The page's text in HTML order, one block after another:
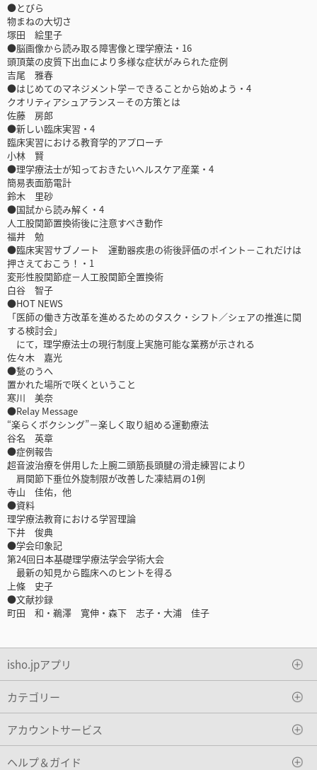
●とびら
物まねの大切さ
塚田 絵里子
●脳画像から読み取る障害像と理学療法・16
頭頂葉の皮質下出血により多様な症状がみられた症例
吉尾 雅春
●はじめてのマネジメント学－できることから始めよう・4
クオリティアシュアランス－その方策とは
佐藤 房郎
●新しい臨床実習・4
臨床実習における教育学的アプローチ
小林 賢
●理学療法士が知っておきたいヘルスケア産業・4
簡易表面筋電計
鈴木 里砂
●国試から読み解く・4
人工股関節置換術後に注意すべき動作
福井 勉
●臨床実習サブノート 運動器疾患の術後評価のポイント－これだけは
押さえておこう！・1
変形性股関節症－人工股関節全置換術
白谷 智子
●HOT NEWS
「医師の働き方改革を進めるためのタスク・シフト／シェアの推進に関
する検討会」
にて，理学療法士の現行制度上実施可能な業務が示される
佐々木 嘉光
●甃のうへ
置かれた場所で咲くということ
寒川 美奈
●Relay Message
“楽らくボクシング”－楽しく取り組める運動療法
谷名 英章
●症例報告
超音波治療を併用した上腕二頭筋長頭腱の滑走練習により
肩関節下垂位外旋制限が改善した凍結肩の1例
寺山 佳佑，他
●資料
理学療法教育における学習理論
下井 俊典
●学会印象記
第24回日本基礎理学療法学会学術大会
最新の知見から臨床へのヒントを得る
上條 史子
●文献抄録
町田 和・鵜澤 寛伸・森下 志子・大浦 佳子
isho.jpアプリ
カテゴリー
アカウントサービス
ヘルプ＆ガイド